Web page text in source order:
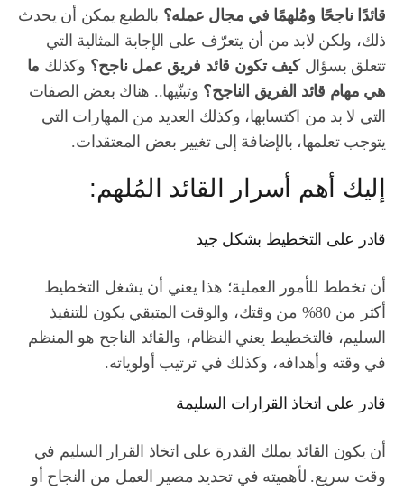
قائدًا ناجحًا ومُلهمًا في مجال عمله؟ بالطبع يمكن أن يحدث
ذلك، ولكن لابد من أن يتعرّف على الإجابة المثالية التي
تتعلق بسؤالكيف تكون قائد فريق عمل ناجح؟ وكذلك ما
هي مهام قائد الفريق الناجح؟ وتبنّيها.. هناك بعض الصفات
التي لا بد من اكتسابها، وكذلك العديد من المهارات التي
يتوجب تعلمها، بالإضافة إلى تغيير بعض المعتقدات.
إليك أهم أسرار القائد المُلهم:
قادر على التخطيط بشكل جيد
أن تخطط للأمور العملية؛ هذا يعني أن يشغل التخطيط
أكثر من 80% من وقتك، والوقت المتبقي يكون للتنفيذ
السليم، فالتخطيط يعني النظام، والقائد الناجح هو المنظم
في وقته وأهدافه، وكذلك في ترتيب أولوياته.
قادر على اتخاذ القرارات السليمة
أن يكون القائد يملك القدرة على اتخاذ القرار السليم في
وقت سريع. لأهميته في تحديد مصير العمل من النجاح أو